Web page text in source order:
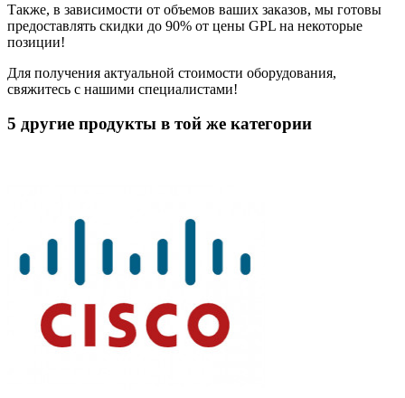
Также, в зависимости от объемов ваших заказов, мы готовы
предоставлять скидки до 90% от цены GPL на некоторые
позиции!
Для получения актуальной стоимости оборудования,
свяжитесь с нашими специалистами!
5 другие продукты в той же категории